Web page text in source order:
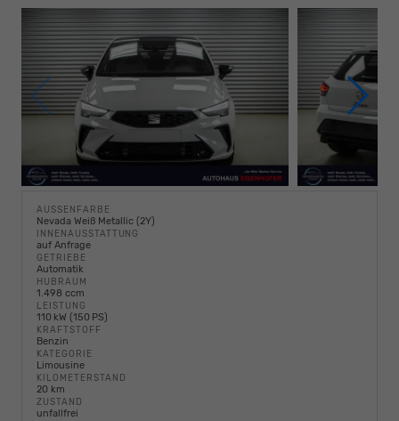
AUSSENFARBE
Nevada Weiß Metallic (2Y)
INNENAUSSTATTUNG
auf Anfrage
GETRIEBE
Automatik
HUBRAUM
1.498 ccm
LEISTUNG
110 kW (150 PS)
KRAFTSTOFF
Benzin
KATEGORIE
Limousine
KILOMETERSTAND
20 km
ZUSTAND
unfallfrei